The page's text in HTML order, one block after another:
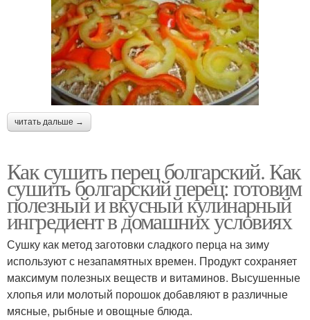
читать дальше →
Как сушить перец болгарский. Как
сушить болгарский перец: готовим
полезный и вкусный кулинарный
ингредиент в домашних условиях
Сушку как метод заготовки сладкого перца на зиму
используют с незапамятных времен. Продукт сохраняет
максимум полезных веществ и витаминов. Высушенные
хлопья или молотый порошок добавляют в различные
мясные, рыбные и овощные блюда.